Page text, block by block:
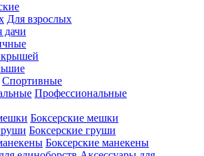
Для взрослых
дачи
Спортивные
Профессиональные
Боксерские мешки
Боксерские груши
Боксерские манекены